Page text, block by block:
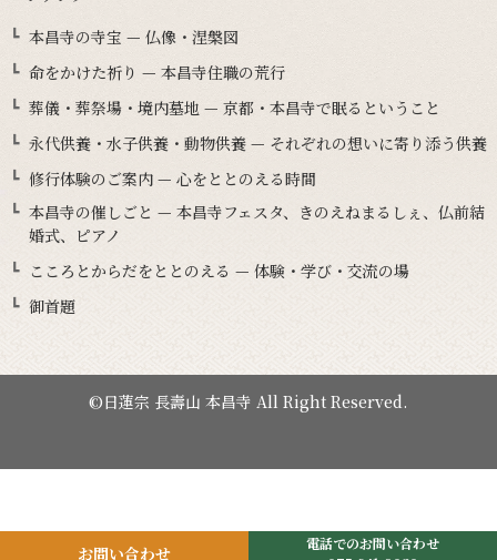
お問い合わせ
電話でのお問い合わせ
本昌寺の寺宝 — 仏像・涅槃図
命をかけた祈り — 本昌寺住職の荒行
葬儀・葬祭場・境内墓地 — 京都・本昌寺で眠るということ
永代供養・水子供養・動物供養 — それぞれの想いに寄り添う供養
修行体験のご案内 — 心をととのえる時間
本昌寺の催しごと — 本昌寺フェスタ、きのえねまるしぇ、仏前結
婚式、ピアノ
こころとからだをととのえる — 体験・学び・交流の場
御首題
©日蓮宗 長壽山 本昌寺 All Right Reserved.